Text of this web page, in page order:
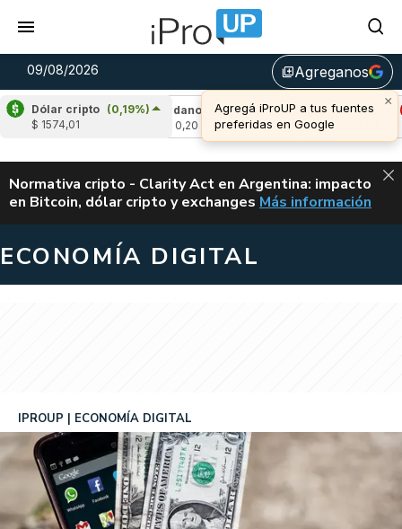
09/08/2026 library_addAgreganos
×
Agregá iProUP a tus fuentes
preferidas en Google
Dólar cripto (0,19%)
$ 1574,01
Cardano (-0,02%)
Avalanche (-
u$s 6,49
ALERTA
Normativa cripto - Clarity Act en Argentina: impacto
en Bitcoin, dólar cripto y exchanges CLARITY ACT EN
Más información
ECONOMÍA DIGITAL
IPROUP ECONOMÍA DIGITAL